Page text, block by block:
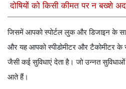
दोषियों को किसी कीमत पर न बख्शे
जिसमें आपको स्पोर्टल लुक और डिजाइन के
और यह आपको स्पीडोमीटर और टैकोमीटर
जैसी कई सुविधाएं देता है। जो उन्नत
आते हैं।